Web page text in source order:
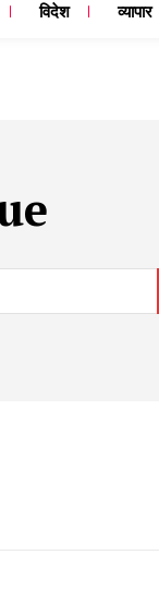
विदेश व्यापार